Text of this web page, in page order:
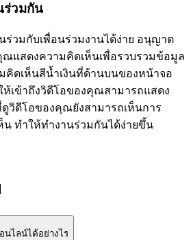
ร่วมกัน
ร่วมกับเพื่อนร่วมงานได้ง่าย อนุญาต
ณแสดงความคิดเห็นเพื่อรวบรวมข้อมูล
คิดเห็นสีน้ำเงินที่ด้านบนของหน้าจอ
เข้าถึงวิดีโอของคุณสามารถแสดง
วิดีโอของคุณยังสามารถเห็นการ
น ทำให้ทำงานร่วมกันได้ง่ายขึ้น
นไลน์ได้อย่างไร